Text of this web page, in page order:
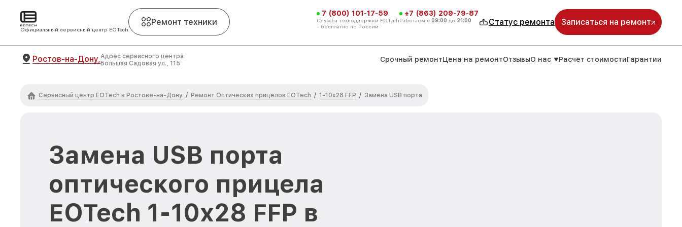
Официальный сервисный центр EOTech
Ремонт техники
7 (800) 101-17-59
Служба техподдержки EOTech
- бесплатно по России
+7 (863) 209-79-87
Работаем с 09:00 до 21:00 Статус ремонта Записаться на ремонт
Ростов-на-Дону,Адрес сервисного центра
Большая Садовая ул., 115
Срочный ремонтЦена на ремонтОтзывыО нас Расчёт стоимостиГарантии
Сервисный центр EOTech в Ростове-на-Дону / Ремонт Оптических прицелов EOTech / 1-10x28 FFP / Замена USB порта
Замена USB порта
оптического прицела
EOTech 1-10x28 FFP в